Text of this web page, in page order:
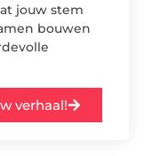
jouw stem
bouwen
verhaal!